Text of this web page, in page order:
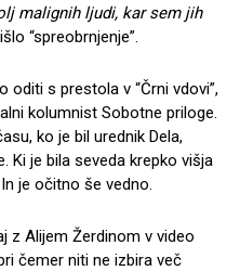
malignih ljudi, kar sem jih
“spreobrnjenje”.
oditi s prestola v “Črni vdovi”,
kolumnist Sobotne priloge.
ko je bil urednik Dela,
Ki je bila seveda krepko višja
je očitno še vedno.
z Alijem Žerdinom v video
čemer niti ne izbira več